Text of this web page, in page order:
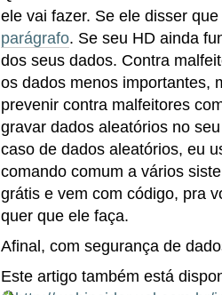
ele vai fazer. Se ele disser
parágrafo. Se seu HD ainda
dos seus dados. Contra
os dados menos importantes,
prevenir contra malfeitores
gravar dados aleatórios no
caso de dados aleatórios, eu
comando comum a vários
grátis e vem com código, pra
quer que ele faça.
Afinal, com segurança de
Este artigo também está